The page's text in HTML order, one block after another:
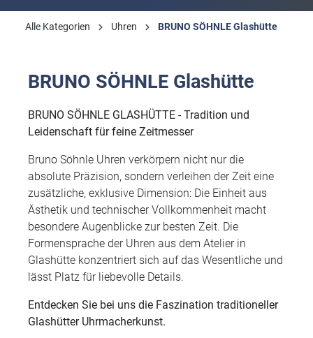
Alle Kategorien Uhren BRUNO SÖHNLE Glashütte
BRUNO SÖHNLE Glashütte
BRUNO SÖHNLE GLASHÜTTE - Tradition und
Leidenschaft für feine Zeitmesser
Bruno Söhnle Uhren verkörpern nicht nur die
absolute Präzision, sondern verleihen der Zeit eine
zusätzliche, exklusive Dimension: Die Einheit aus
Ästhetik und technischer Vollkommenheit macht
besondere Augenblicke zur besten Zeit. Die
Formensprache der Uhren aus dem Atelier in
Glashütte konzentriert sich auf das Wesentliche und
lässt Platz für liebevolle Details.
Entdecken Sie bei uns die Faszination traditioneller
Glashütter Uhrmacherkunst.